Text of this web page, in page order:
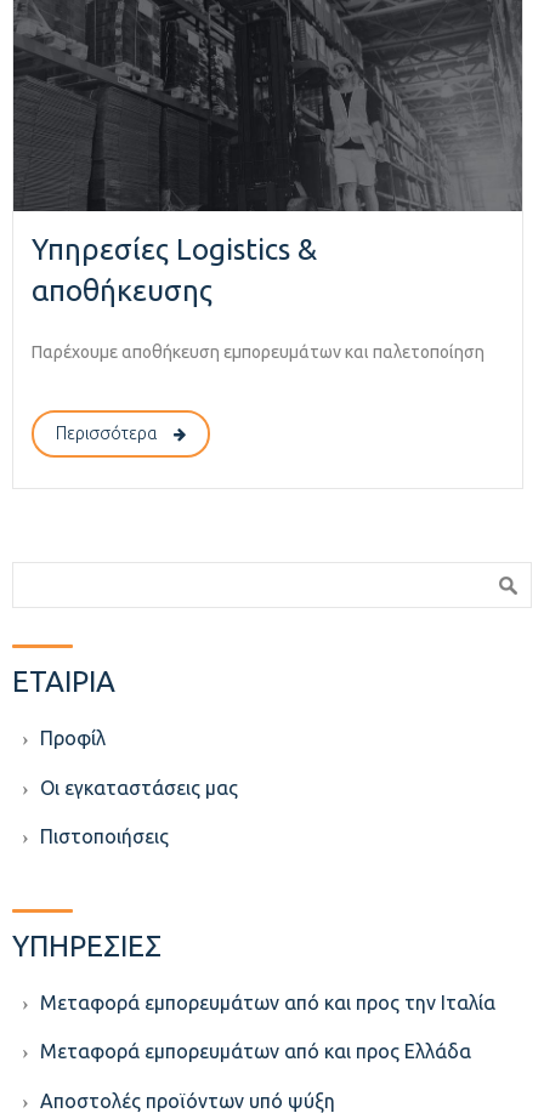
Υπηρεσίες Logistics &
αποθήκευσης
Παρέχουμε αποθήκευση εμπορευμάτων και παλετοποίηση
Περισσότερα
ΕΤΑΙΡΙΑ
Προφίλ
Οι εγκαταστάσεις μας
Πιστοποιήσεις
ΥΠΗΡΕΣΙΕΣ
Μεταφορά εμπορευμάτων από και προς την Ιταλία
Μεταφορά εμπορευμάτων από και προς Ελλάδα
Aποστολές προϊόντων υπό ψύξη